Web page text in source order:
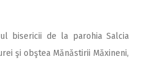
bisericii de la parohia Salcia
şi obştea Mănăstirii Măxineni,